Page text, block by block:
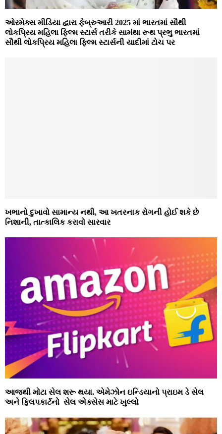
ઓરમેક્સ મીડિયા દ્વારા ફેબ્રુઆરી 2025 માં ભારતમાં સૌથી
લોકપ્રિય મહિલા ફિલ્મ સ્ટાર્સ તરીકે સામંથા રૂથ પ્રભુ ભારતમાં
સૌથી લોકપ્રિય મહિલા ફિલ્મ સ્ટાર્સની યાદીમાં ટોચ પર
ખભાનો દુખાવો સામાન્ય નથી, આ ખતરનાક રોગની હોઈ શકે છે
નિશાની, તાત્કાલિક કરાવો સારવાર
આજથી મોટા સેલ શરૂ થયા. એમેઝોન ઇન્‍ડિયાનો પ્રાઇમ ડે સેલ
અને ફિલપકાર્ટનો સેલ એક્‍સેસ માટે ખુલ્‍લો